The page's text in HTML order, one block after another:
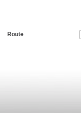
Route